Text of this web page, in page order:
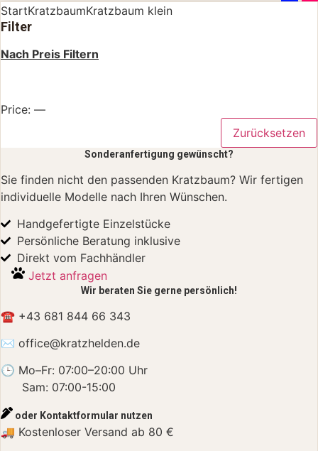
StartKratzbaumKratzbaum klein
Filter
Nach Preis Filtern
Price: —
Zurücksetzen
Sonderanfertigung gewünscht?
Sie finden nicht den passenden Kratzbaum? Wir fertigen
individuelle Modelle nach Ihren Wünschen.
Handgefertigte Einzelstücke
Persönliche Beratung inklusive
Direkt vom Fachhändler
Jetzt anfragen
Wir beraten Sie gerne persönlich!
☎ +43 681 844 66 343
✉ office@kratzhelden.de
🕒 Mo–Fr: 07:00–20:00 Uhr
Sam: 07:00-15:00
oder Kontaktformular nutzen
🚚 Kostenloser Versand ab 80 €